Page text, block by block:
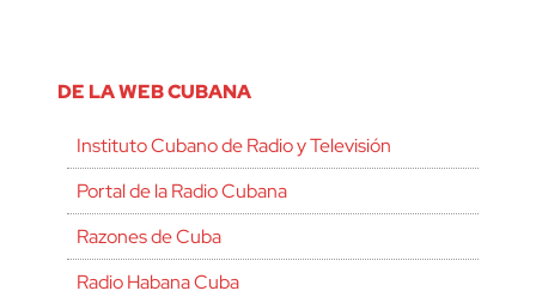
DE LA WEB CUBANA
Instituto Cubano de Radio y Televisión
Portal de la Radio Cubana
Razones de Cuba
Radio Habana Cuba